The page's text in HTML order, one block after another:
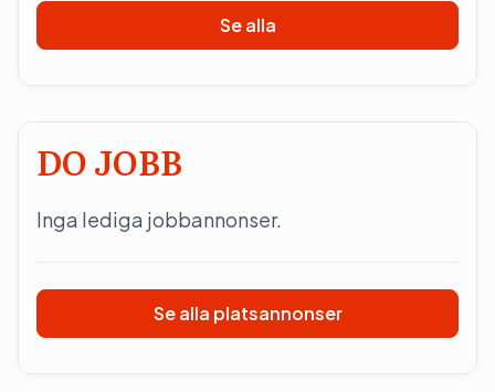
Se alla
DO JOBB
Inga lediga jobbannonser.
Se alla platsannonser